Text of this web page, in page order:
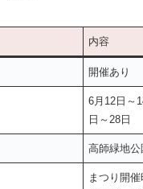
内容
開催あり
6月12日～
日～28日
高師緑地公
まつり開